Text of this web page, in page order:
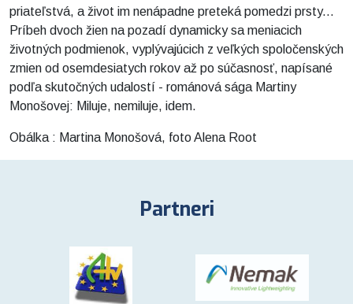
priateľstvá, a život im nenápadne preteká pomedzi prsty...
Príbeh dvoch žien na pozadí dynamicky sa meniacich
životných podmienok, vyplývajúcich z veľkých spoločenských
zmien od osemdesiatych rokov až po súčasnosť, napísané
podľa skutočných udalostí - románová sága Martiny
Monošovej: Miluje, nemiluje, idem.
Obálka : Martina Monošová, foto Alena Root
Partneri